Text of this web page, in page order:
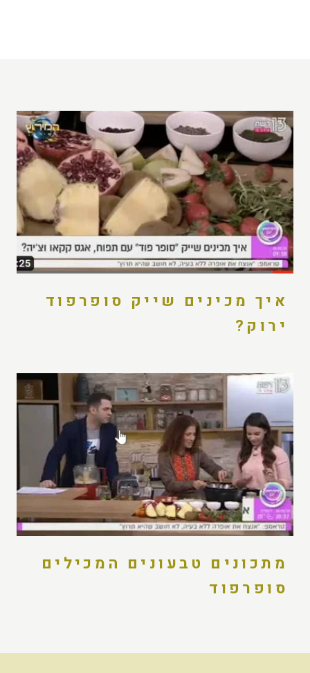
איך מכינים שייק סופרפוד
ירוק?
מתכונים טבעונים המכילים
סופרפוד